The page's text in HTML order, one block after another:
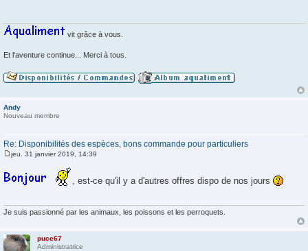
vit grâce à vous.
Et l'aventure continue... Merci à tous.
Andy
Nouveau membre
Re: Disponibilités des espèces, bons commande pour particuliers
M
s
e
jeu. 31 janvier 2019, 14:39
, est-ce qu'il y a d'autres offres dispo de nos jours
Je suis passionné par les animaux, les poissons et les perroquets.
puce67
Administratrice